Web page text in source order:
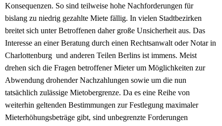
Konsequenzen. So sind teilweise hohe Nachforderungen für
bislang zu niedrig gezahlte Miete fällig. In vielen Stadtbezirken
breitet sich unter Betroffenen daher große Unsicherheit aus. Das
Interesse an einer Beratung durch einen Rechtsanwalt oder Notar in
Charlottenburg und anderen Teilen Berlins ist immens. Meist
drehen sich die Fragen betroffener Mieter um Möglichkeiten zur
Abwendung drohender Nachzahlungen sowie um die nun
tatsächlich zulässige Mietobergrenze. Da es eine Reihe von
weiterhin geltenden Bestimmungen zur Festlegung maximaler
Mieterhöhungsbeträge gibt, sind unbegrenzte Forderungen